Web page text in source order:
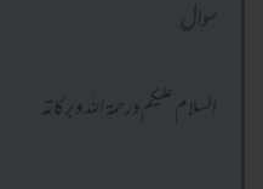
السلام عليكم ورحمة الله وبركاته